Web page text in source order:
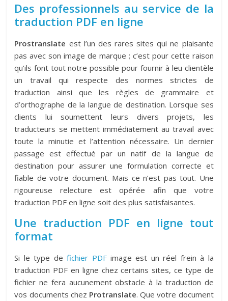
Des professionnels au service de la
traduction PDF en ligne
Prostranslate est l’un des rares sites qui ne plaisante
pas avec son image de marque ; c’est pour cette raison
qu’ils font tout notre possible pour fournir à leu clientèle
un travail qui respecte des normes strictes de
traduction ainsi que les règles de grammaire et
d’orthographe de la langue de destination. Lorsque ses
clients lui soumettent leurs divers projets, les
traducteurs se mettent immédiatement au travail avec
toute la minutie et l’attention nécessaire. Un dernier
passage est effectué par un natif de la langue de
destination pour assurer une formulation correcte et
fiable de votre document. Mais ce n’est pas tout. Une
rigoureuse relecture est opérée afin que votre
traduction PDF en ligne soit des plus satisfaisantes.
Une traduction PDF en ligne tout
format
Si le type defichier PDFimage est un réel frein à la
traduction PDF en ligne chez certains sites, ce type de
fichier ne fera aucunement obstacle à la traduction de
vos documents chez Protranslate. Que votre document